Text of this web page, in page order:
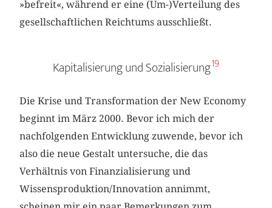
»befreit«, während er eine (Um-)Verteilung des
gesellschaftlichen Reichtums ausschließt.
Kapitalisierung und Sozialisierung19
Die Krise und Transformation der New Economy
beginnt im März 2000. Bevor ich mich der
nachfolgenden Entwicklung zuwende, bevor ich
also die neue Gestalt untersuche, die das
Verhältnis von Finanzialisierung und
Wissensproduktion/Innovation annimmt,